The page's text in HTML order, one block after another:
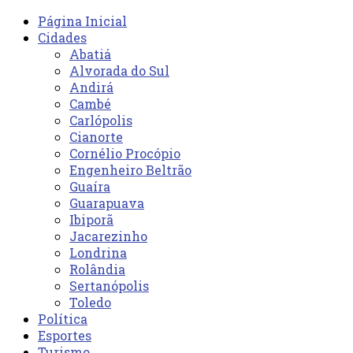
Página Inicial
Cidades
Abatiá
Alvorada do Sul
Andirá
Cambé
Carlópolis
Cianorte
Cornélio Procópio
Engenheiro Beltrão
Guaíra
Guarapuava
Ibiporã
Jacarezinho
Londrina
Rolândia
Sertanópolis
Toledo
Política
Esportes